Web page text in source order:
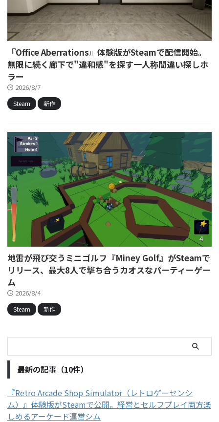
『Office Aberrations』体験版がSteamで配信開始。
無限に続く廊下で"違和感"を探す一人称間違い探しホ
ラー
2026/8/7
Steam 新作
地雷が飛び交うミニゴルフ『Miney Golf』がSteamで
リリース、最大8人で撃ち合うカオスなパーティーゲー
ム
2026/8/4
Steam 新作
最新の記事（10件）
『Retro Arcade Shop Simulator（レトロゲーセンシ
ム）』体験版がSteamで公開。経営とセルフプレイ両方楽
しめるアーケード運営シム